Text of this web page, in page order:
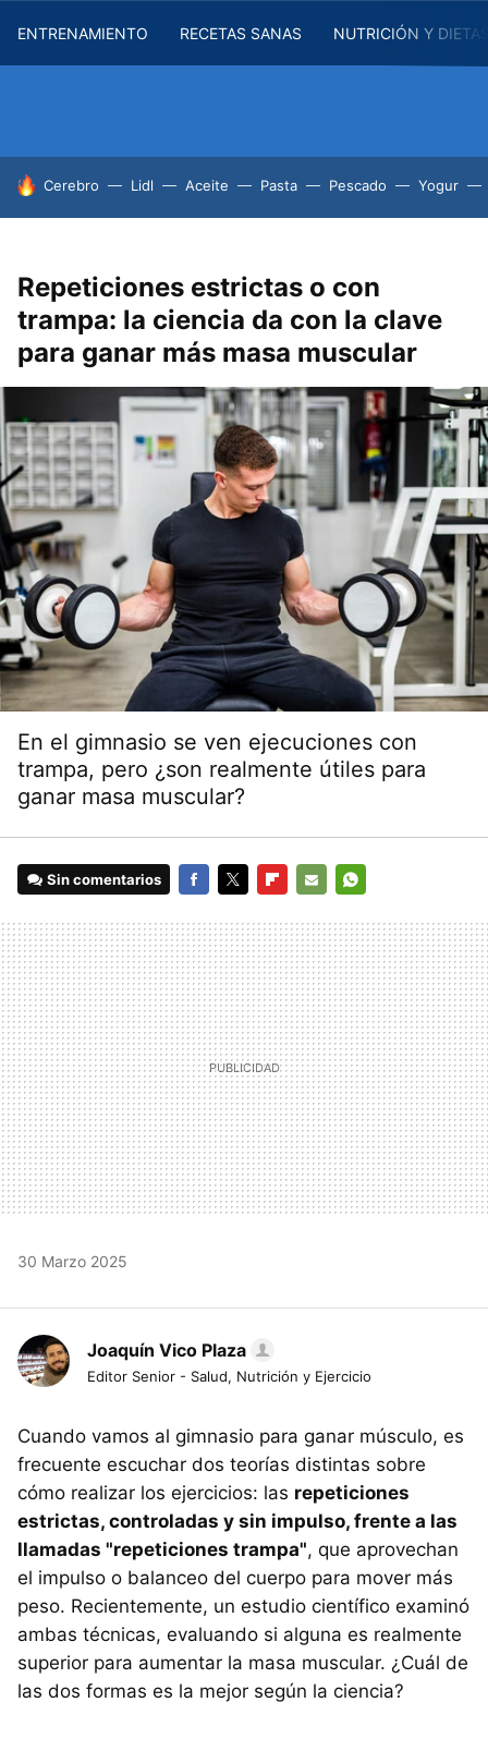
ENTRENAMIENTO RECETAS SANAS NUTRICIÓN Y
HOY SE HABLA DE
Cerebro Lidl Aceite Pasta Pescado Yogur
Repeticiones estrictas o con
trampa: la ciencia da con la clave
para ganar más masa muscular
En el gimnasio se ven ejecuciones con
trampa, pero ¿son realmente útiles para
ganar masa muscular?
Sin comentarios
MAIL
30 Marzo 2025
Joaquín Vico Plaza
Editor Senior - Salud, Nutrición y Ejercicio
Cuando vamos al gimnasio para ganar músculo, es
frecuente escuchar dos teorías distintas sobre
cómo realizar los ejercicios: las repeticiones
estrictas, controladas y sin impulso, frente a las
llamadas "repeticiones trampa", que aprovechan
el impulso o balanceo del cuerpo para mover más
peso. Recientemente, un estudio científico examinó
ambas técnicas, evaluando si alguna es realmente
superior para aumentar la masa muscular. ¿Cuál de
las dos formas es la mejor según la ciencia?